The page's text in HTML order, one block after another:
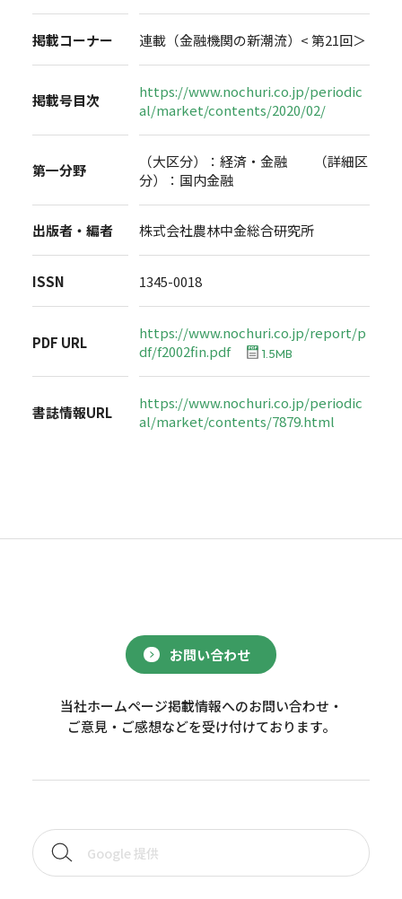
掲載コーナー 連載（金融機関の新潮流）< 第21回＞
掲載号目次
https://www.nochuri.co.jp/periodic
al/market/contents/2020/02/
第一分野
（大区分）：経済・金融 （詳細区
分）：国内金融
出版者・編者 株式会社農林中金総合研究所
ISSN 1345-0018
PDF URL
https://www.nochuri.co.jp/report/p
df/f2002fin.pdf
1.5MB
書誌情報URL
https://www.nochuri.co.jp/periodic
al/market/contents/7879.html
お問い合わせ
当社ホームページ掲載情報へのお問い合わせ・
ご意見・ご感想などを受け付けております。